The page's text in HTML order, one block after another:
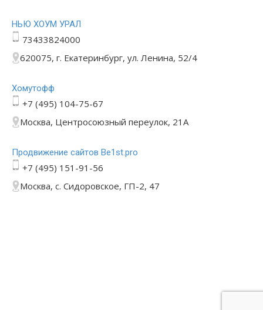
НЬЮ ХОУМ УРАЛ
73433824000
620075, г. Екатеринбург, ул. Ленина, 52/4
Хомутофф
+7 (495) 104-75-67
Москва, Центросоюзный переулок, 21А
Продвижение сайтов Be1st.pro
+7 (495) 151-91-56
Москва, с. Сидоровское, ГП-2, 47